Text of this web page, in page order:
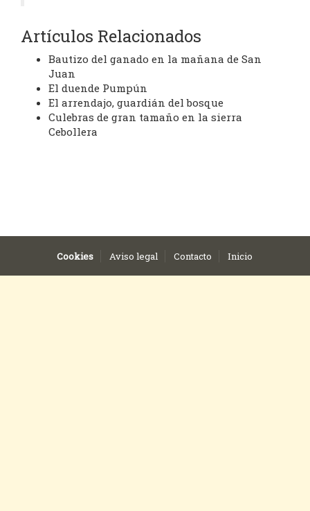
Artículos Relacionados
Bautizo del ganado en la mañana de San
Juan
El duende Pumpún
El arrendajo, guardián del bosque
Culebras de gran tamaño en la sierra
Cebollera
Cookies Aviso legal Contacto Inicio